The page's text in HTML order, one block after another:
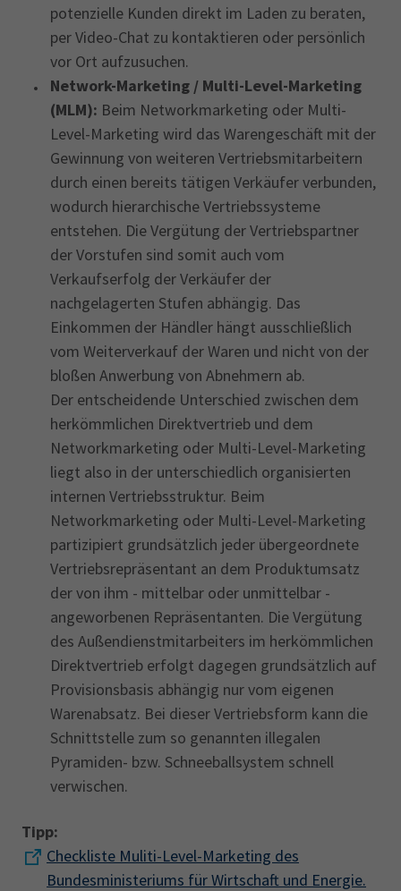
potenzielle Kunden direkt im Laden zu beraten,
per Video-Chat zu kontaktieren oder persönlich
vor Ort aufzusuchen.
Network-Marketing / Multi-Level-Marketing
(MLM): Beim Networkmarketing oder Multi-
Level-Marketing wird das Warengeschäft mit der
Gewinnung von weiteren Vertriebsmitarbeitern
durch einen bereits tätigen Verkäufer verbunden,
wodurch hierarchische Vertriebssysteme
entstehen. Die Vergütung der Vertriebspartner
der Vorstufen sind somit auch vom
Verkaufserfolg der Verkäufer der
nachgelagerten Stufen abhängig. Das
Einkommen der Händler hängt ausschließlich
vom Weiterverkauf der Waren und nicht von der
bloßen Anwerbung von Abnehmern ab.
Der entscheidende Unterschied zwischen dem
herkömmlichen Direktvertrieb und dem
Networkmarketing oder Multi-Level-Marketing
liegt also in der unterschiedlich organisierten
internen Vertriebsstruktur. Beim
Networkmarketing oder Multi-Level-Marketing
partizipiert grundsätzlich jeder übergeordnete
Vertriebsrepräsentant an dem Produktumsatz
der von ihm - mittelbar oder unmittelbar -
angeworbenen Repräsentanten. Die Vergütung
des Außendienstmitarbeiters im herkömmlichen
Direktvertrieb erfolgt dagegen grundsätzlich auf
Provisionsbasis abhängig nur vom eigenen
Warenabsatz. Bei dieser Vertriebsform kann die
Schnittstelle zum so genannten illegalen
Pyramiden- bzw. Schneeballsystem schnell
verwischen.
Tipp:
Checkliste Muliti-Level-Marketing des
Bundesministeriums für Wirtschaft und Energie.